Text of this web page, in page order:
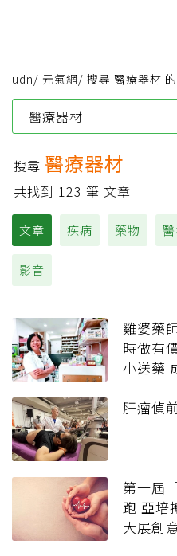
udn/ 元氣網/ 搜尋 醫療器材
搜尋 醫療器材
共找到 123 筆 文章
文章 疾病 藥物
影音
雞婆藥
時做有
小送藥
肝瘤偵
第一屆
跑 亞培
大展創